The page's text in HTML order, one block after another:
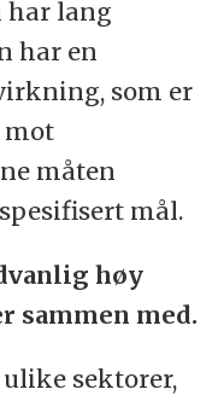
har lang
har en
som er
mot
måten
mål.
høy
sammen med.
sektorer,